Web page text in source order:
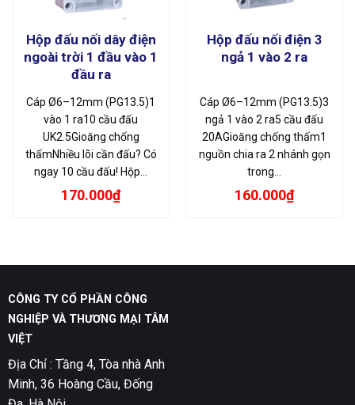
Hộp đấu nối dây điện
ngoài trời 1 đầu vào 1
đầu ra
Cáp Ø6–12mm (PG13.5)1
vào 1 ra10 cầu đấu
UK2.5Gioăng chống
thấmNhiều lõi cần đấu? Có
ngay 10 cầu đấu! Hộp…
170.000₫
Hộp đấu nối điện 3
ngả 1 vào 2 ra
Cáp Ø6–12mm (PG13.5)3
ngả 1 vào 2 ra5 cầu đấu
20AGioăng chống thấm1
nguồn chia ra 2 nhánh gọn
trong…
160.000₫
CÔNG TY CỔ PHẦN CÔNG
NGHIỆP VÀ THƯƠNG MẠI TÂM
VIỆT
Địa Chỉ : Tầng 4, Tòa nhà Anh
Minh, 36 Hoàng Cầu, Đống